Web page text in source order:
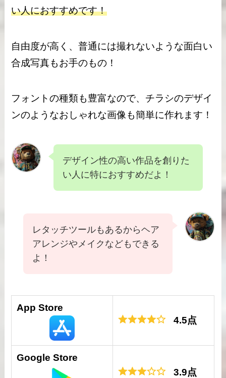
い人におすすめです！
自由度が高く、普通には撮れないような面白い
合成写真もお手のもの！
フォントの種類も豊富なので、チラシのデザイ
ンのようなおしゃれな画像も簡単に作れます！
デザイン性の高い作品を創りた
い人に特におすすめだよ！
レタッチツールもあるからヘア
アレンジやメイクなどもできる
よ！
App Store
4.5点
Google Store
3.9点